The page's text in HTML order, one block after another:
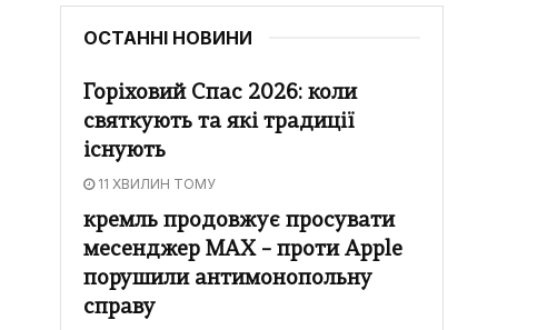
ОСТАННІ НОВИНИ
Горіховий Спас 2026: коли
святкують та які традиції
існують
11 ХВИЛИН ТОМУ
кремль продовжує просувати
месенджер MAX – проти Apple
порушили антимонопольну
справу